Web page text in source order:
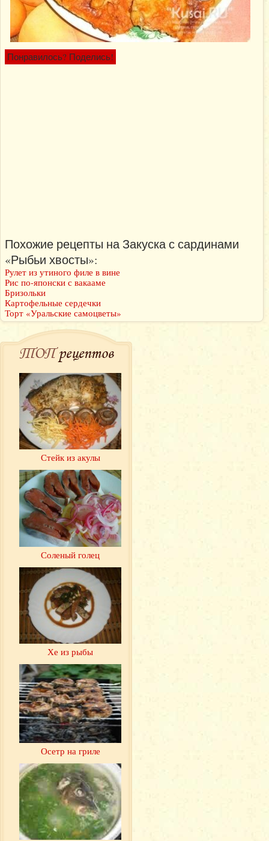
Понравилось? Поделись!
Похожие рецепты на Закуска с сардинами
«Рыбьи хвосты»:
Рулет из утиного филе в вине
Рис по-японски с вакааме
Бризольки
Картофельные сердечки
Торт «Уральские самоцветы»
ТОПрецептов
Стейк из акулы
Соленый голец
Хе из рыбы
Осетр на гриле